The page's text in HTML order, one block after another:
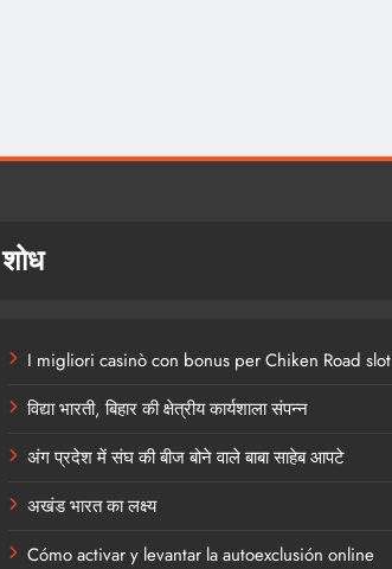
शोध
I migliori casinò con bonus per Chiken Road slot
विद्या भारती, बिहार की क्षेत्रीय कार्यशाला संपन्न
अंग प्रदेश में संघ की बीज बोने वाले बाबा साहेब आपटे
अखंड भारत का लक्ष्य
Cómo activar y levantar la autoexclusión online